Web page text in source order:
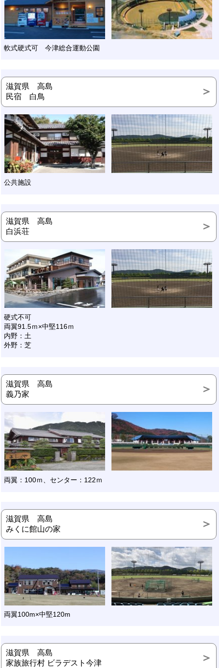
軟式硬式可 今津総合運動公園
滋賀県 高島
民宿 白鳥
公共施設
滋賀県 高島
白浜荘
硬式不可
両翼91.5ｍ×中堅116ｍ
内野：土
外野：芝
滋賀県 高島
義乃家
両翼：100ｍ、センター：122ｍ
滋賀県 高島
みくに館山の家
両翼100m×中堅120m
滋賀県 高島
家族旅行村 ビラデスト今津